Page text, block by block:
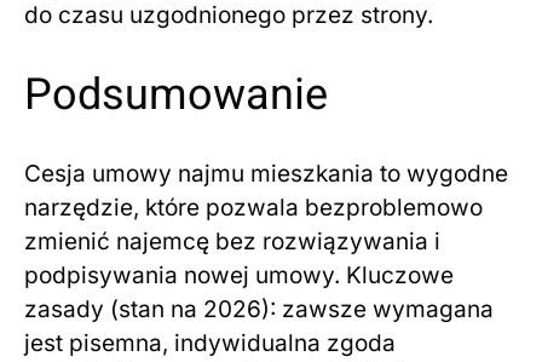
do czasu uzgodnionego przez strony.
Podsumowanie
Cesja umowy najmu mieszkania to wygodne
narzędzie, które pozwala bezproblemowo
zmienić najemcę bez rozwiązywania i
podpisywania nowej umowy. Kluczowe
zasady (stan na 2026): zawsze wymagana
jest pisemna, indywidualna zgoda